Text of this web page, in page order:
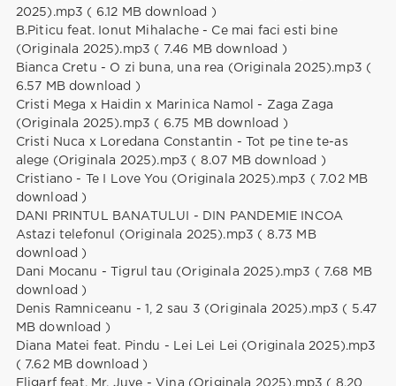
2025).mp3 ( 6.12 MB download )
B.Piticu feat. Ionut Mihalache - Ce mai faci esti bine
(Originala 2025).mp3 ( 7.46 MB download )
Bianca Cretu - O zi buna, una rea (Originala 2025).mp3 (
6.57 MB download )
Cristi Mega x Haidin x Marinica Namol - Zaga Zaga
(Originala 2025).mp3 ( 6.75 MB download )
Cristi Nuca x Loredana Constantin - Tot pe tine te-as
alege (Originala 2025).mp3 ( 8.07 MB download )
Cristiano - Te I Love You (Originala 2025).mp3 ( 7.02 MB
download )
DANI PRINTUL BANATULUI - DIN PANDEMIE INCOA
Astazi telefonul (Originala 2025).mp3 ( 8.73 MB
download )
Dani Mocanu - Tigrul tau (Originala 2025).mp3 ( 7.68 MB
download )
Denis Ramniceanu - 1, 2 sau 3 (Originala 2025).mp3 ( 5.47
MB download )
Diana Matei feat. Pindu - Lei Lei Lei (Originala 2025).mp3
( 7.62 MB download )
Eligarf feat. Mr. Juve - Vina (Originala 2025).mp3 ( 8.20